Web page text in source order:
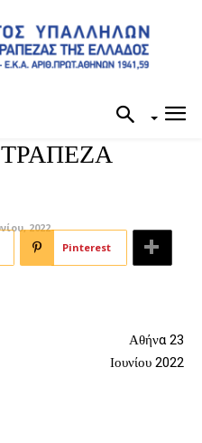
2022
Pinterest
23
Ιουνίου 2022